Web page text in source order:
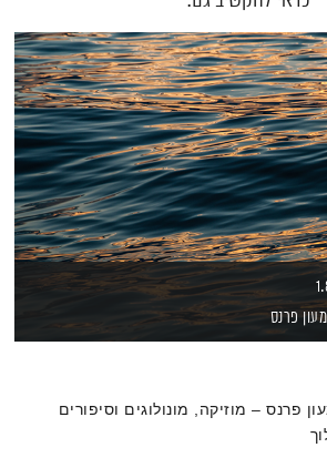
פרנס
פרנס – מוזיקה, מונולוגים וסיפורים